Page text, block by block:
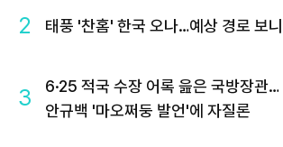
2 태풍 '찬홈' 한국 오나…예상 경로 보니
3
6·25 적국 수장 어록 읊은 국방장관…
안규백 '마오쩌둥 발언'에 자질론